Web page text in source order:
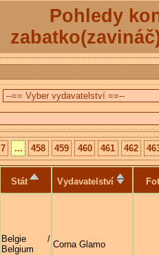
Pohledy
7 ... 458 459 460 461 462
Stát Vydavatelství
Belgie /
Belgium
Corna Glamo